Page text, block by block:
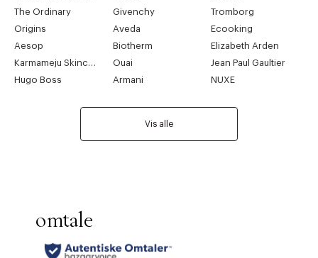
The Ordinary
Givenchy
Tromborg
Origins
Aveda
Ecooking
Aesop
Biotherm
Elizabeth Arden
Karmameju Skincare
Ouai
Jean Paul Gaultier
Hugo Boss
Armani NUXE
Vis alle